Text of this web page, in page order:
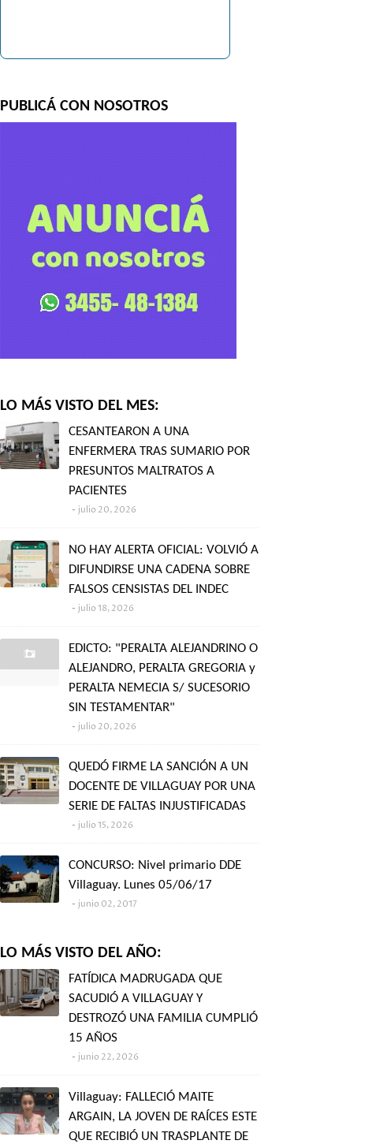
PUBLICÁ CON NOSOTROS
LO MÁS VISTO DEL MES:
CESANTEARON A UNA
ENFERMERA TRAS SUMARIO POR
PRESUNTOS MALTRATOS A
PACIENTES
julio 20, 2026
NO HAY ALERTA OFICIAL: VOLVIÓ A
DIFUNDIRSE UNA CADENA SOBRE
FALSOS CENSISTAS DEL INDEC
julio 18, 2026
EDICTO: "PERALTA ALEJANDRINO O
ALEJANDRO, PERALTA GREGORIA y
PERALTA NEMECIA S/ SUCESORIO
SIN TESTAMENTAR"
julio 20, 2026
QUEDÓ FIRME LA SANCIÓN A UN
DOCENTE DE VILLAGUAY POR UNA
SERIE DE FALTAS INJUSTIFICADAS
julio 15, 2026
CONCURSO: Nivel primario DDE
Villaguay. Lunes 05/06/17
junio 02, 2017
LO MÁS VISTO DEL AÑO:
FATÍDICA MADRUGADA QUE
SACUDIÓ A VILLAGUAY Y
DESTROZÓ UNA FAMILIA CUMPLIÓ
15 AÑOS
junio 22, 2026
Villaguay: FALLECIÓ MAITE
ARGAIN, LA JOVEN DE RAÍCES ESTE
QUE RECIBIÓ UN TRASPLANTE DE